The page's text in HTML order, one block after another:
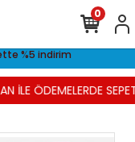
%5 indirim
İLE ÖDEMELERDE
0